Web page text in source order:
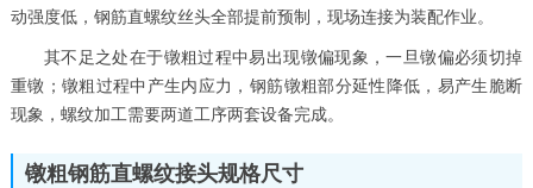
动强度低，钢筋直螺纹丝头全部提前预制，现场连接为装配作业。
其不足之处在于镦粗过程中易出现镦偏现象，一旦镦偏必须切掉
重镦；镦粗过程中产生内应力，钢筋镦粗部分延性降低，易产生脆断
现象，螺纹加工需要两道工序两套设备完成。
镦粗钢筋直螺纹接头规格尺寸